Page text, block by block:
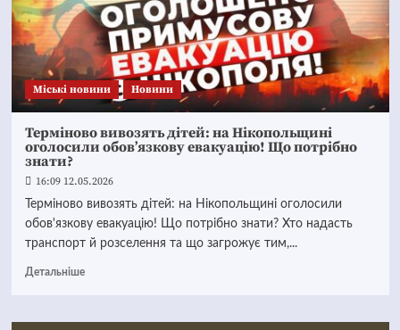
Mіські новини Новини
Терміново вивозять дітей: на Нікопольщині
оголосили обов’язкову евакуацію! Що потрібно
знати?
16:09 12.05.2026
Терміново вивозять дітей: на Нікопольщині оголосили
обов'язкову евакуацію! Що потрібно знати? Хто надасть
транспорт й розселення та що загрожує тим,...
Детальніше